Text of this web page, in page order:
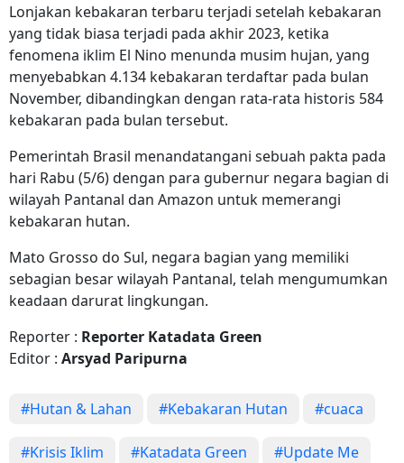
Lonjakan kebakaran terbaru terjadi setelah kebakaran
yang tidak biasa terjadi pada akhir 2023, ketika
fenomena iklim El Nino menunda musim hujan, yang
menyebabkan 4.134 kebakaran terdaftar pada bulan
November, dibandingkan dengan rata-rata historis 584
kebakaran pada bulan tersebut.
Pemerintah Brasil menandatangani sebuah pakta pada
hari Rabu (5/6) dengan para gubernur negara bagian di
wilayah Pantanal dan Amazon untuk memerangi
kebakaran hutan.
Mato Grosso do Sul, negara bagian yang memiliki
sebagian besar wilayah Pantanal, telah mengumumkan
keadaan darurat lingkungan.
Reporter : Reporter Katadata Green
Editor : Arsyad Paripurna
#Hutan & Lahan #Kebakaran Hutan #cuaca
#Krisis Iklim #Katadata Green #Update Me